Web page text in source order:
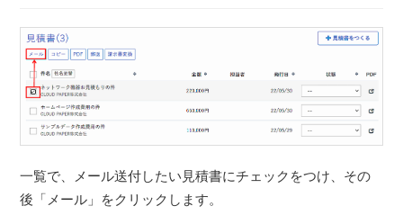
一覧で、メール送付したい見積書にチェックをつけ、その
後「メール」をクリックします。